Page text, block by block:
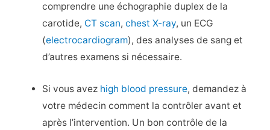
comprendre une échographie duplex de la
carotide, CT scan,chest X-ray, un ECG
(electrocardiogram), des analyses de sang et
d’autres examens si nécessaire.
Si vous avez high blood pressure, demandez à
votre médecin comment la contrôler avant et
après l’intervention. Un bon contrôle de la